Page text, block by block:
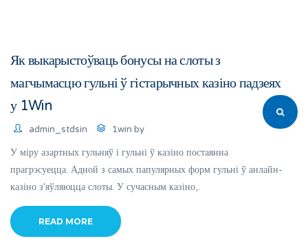
Як выкарыстоўваць бонусы на слоты з
магчымасцю гульні ў гістарычных казіно падзеях
у 1Win
admin_stdsin 1win by
У міру азартных гульняў і гульні ў казіно постаянна
прагрэсуецца. Адной з самых папулярных форм гульні ў анлайн-
казіно з'яўляюцца слоты. У сучасным казіно,.
READ MORE